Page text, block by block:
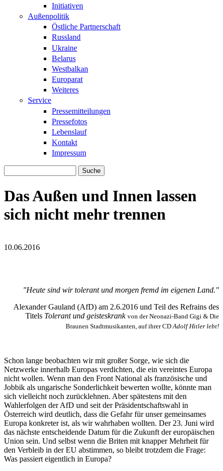
Initiativen
Außenpolitik
Östliche Partnerschaft
Russland
Ukraine
Belarus
Westbalkan
Europarat
Weiteres
Service
Pressemitteilungen
Pressefotos
Lebenslauf
Kontakt
Impressum
Das Außen und Innen lassen
sich nicht mehr trennen
putin-trump.jpg
10.06.2016
"Heute sind wir tolerant und morgen fremd im eigenen Land."
Alexander Gauland (AfD) am 2.6.2016 und Teil des Refrains des
Titels Tolerant und geisteskrank von der Neonazi-Band Gigi & Die
Braunen Stadtmusikanten, auf ihrer CDAdolf Hitler lebt!
Schon lange beobachten wir mit großer Sorge, wie sich die
Netzwerke innerhalb Europas verdichten, die ein vereintes Europa
nicht wollen. Wenn man den Front National als französische und
Jobbik als ungarische Sonderlichkeit bewerten wollte, könnte man
sich vielleicht noch zurücklehnen. Aber spätestens mit den
Wahlerfolgen der AfD und seit der Präsidentschaftswahl in
Österreich wird deutlich, dass die Gefahr für unser gemeinsames
Europa konkreter ist, als wir wahrhaben wollten. Der 23. Juni wird
das nächste entscheidende Datum für die Zukunft der europäischen
Union sein. Und selbst wenn die Briten mit knapper Mehrheit für
den Verbleib in der EU abstimmen, so bleibt trotzdem die Frage:
Was passiert eigentlich in Europa?